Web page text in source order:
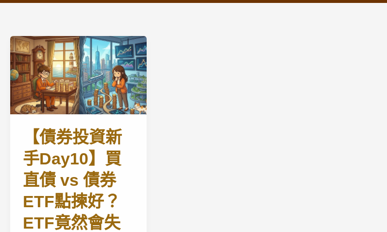
【債券投資新
手Day10】買
直債 vs 債券
ETF點揀好？
ETF竟然會失